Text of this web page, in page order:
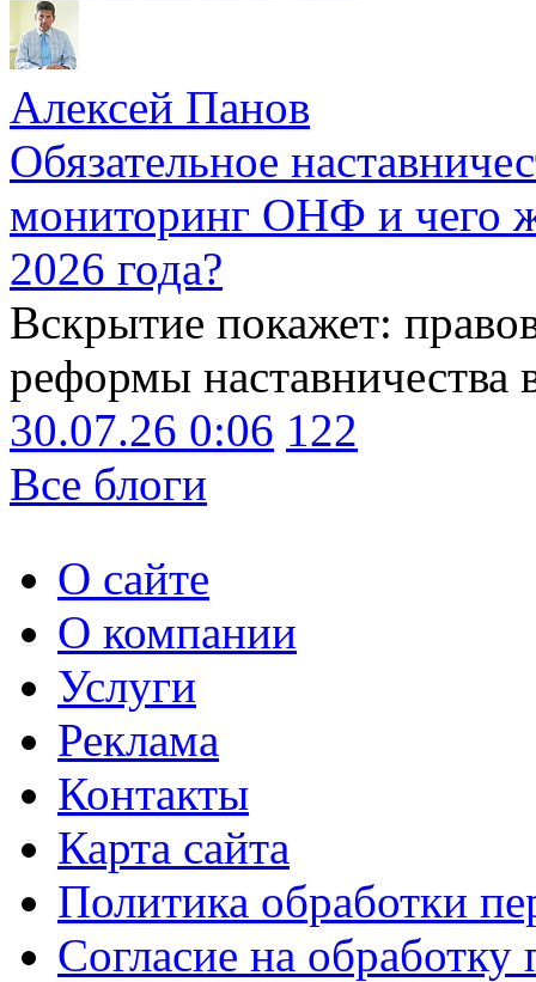
Алексей Панов
Обязательное
мониторинг ОНФ и чего
2026 года?
Вскрытие покажет:
реформы наставничества
30.07.26 0:06 122
Все блоги
О сайте
О компании
Услуги
Реклама
Контакты
Карта сайта
Политика обработки
Согласие на